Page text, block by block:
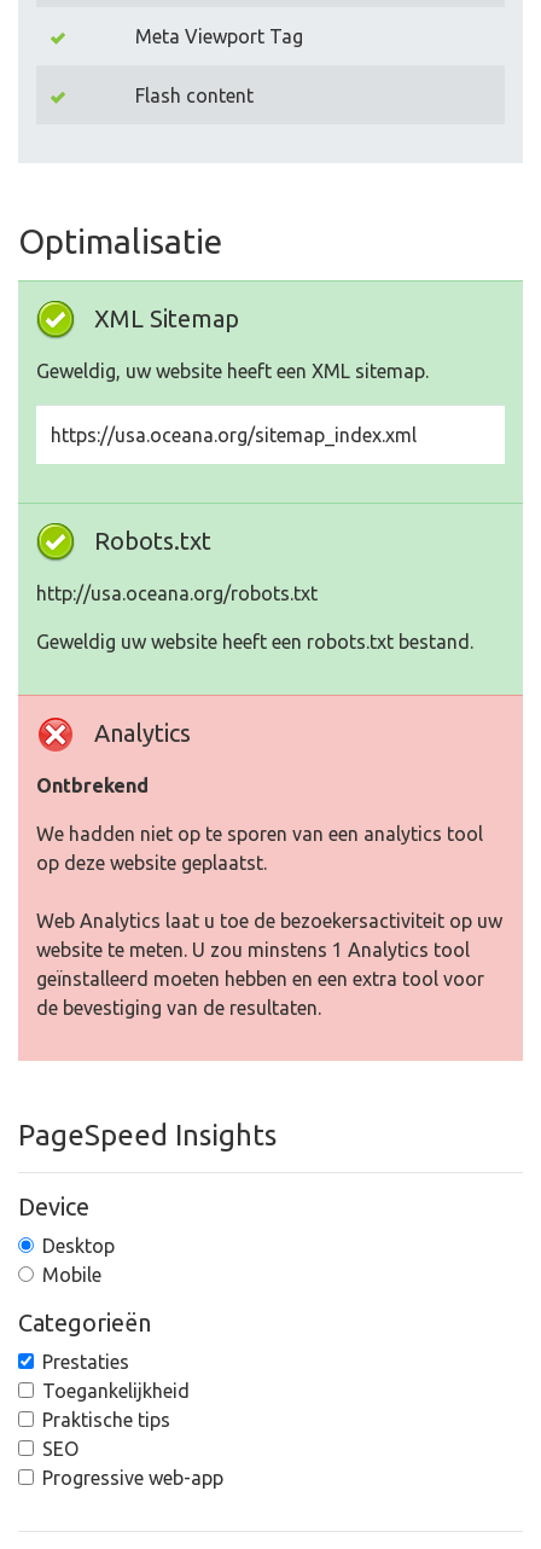
Meta Viewport Tag
Flash content
Optimalisatie
XML Sitemap
Geweldig, uw website heeft een XML sitemap.
https://usa.oceana.org/sitemap_index.xml
Robots.txt
http://usa.oceana.org/robots.txt
Geweldig uw website heeft een robots.txt bestand.
Analytics
Ontbrekend
We hadden niet op te sporen van een analytics tool
op deze website geplaatst.
Web Analytics laat u toe de bezoekersactiviteit op uw
website te meten. U zou minstens 1 Analytics tool
geïnstalleerd moeten hebben en een extra tool voor
de bevestiging van de resultaten.
PageSpeed Insights
Device
Desktop
Mobile
Categorieën
Prestaties
Toegankelijkheid
Praktische tips
SEO
Progressive web-app